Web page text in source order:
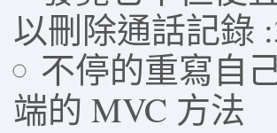
以刪除通話記錄
不停的重寫自
端的 MVC 方法